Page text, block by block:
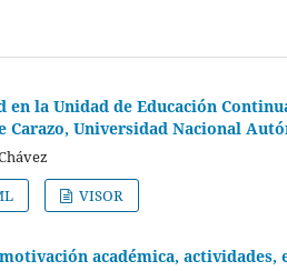
en la Unidad de Educación
Universidad Nacional
VISOR
académica,